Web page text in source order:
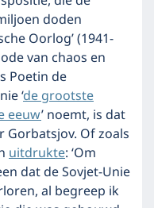
doden
Oorlog’ (1941-
van chaos en
Poetin de
‘de grootste
eeuw’ noemt, is dat
Gorbatsjov. Of zoals
uitdrukte: ‘Om
dat de Sovjet-Unie
al begreep ik